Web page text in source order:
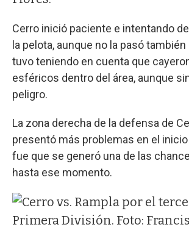
Cerro inició paciente e intentando
la pelota, aunque no la pasó
tuvo teniendo en cuenta que
esféricos dentro del área, aunque
peligro.
La zona derecha de la defensa de
presentó más problemas en el
fue que se generó una de las
hasta ese momento.